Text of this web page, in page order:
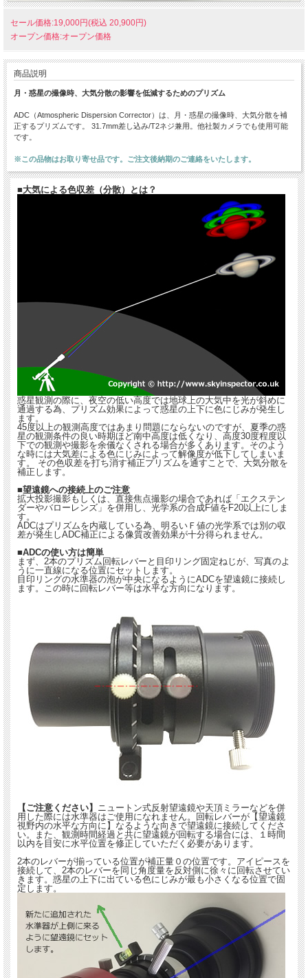
セール価格:19,000円(税込 20,900円)
オープン価格:オープン価格
商品説明
月・惑星の撮像時、大気分散の影響を低減するためのプリズム
ADC（Atmospheric Dispersion Corrector）は、月・惑星の撮像時、大気分散を補
正するプリズムです。 31.7mm差し込み/T2ネジ兼用。他社製カメラでも使用可能
です。
※この品物はお取り寄せ品です。ご注文後納期のご連絡をいたします。
■大気による色収差（分散）とは？
惑星観測の際に、夜空の低い高度では地球上の大気中を光が斜めに
通過する為、プリズム効果によって惑星の上下に色にじみが発生し
ます。
45度以上の観測高度ではあまり問題にならないのですが、夏季の惑
星の観測条件の良い時期ほど南中高度は低くなり、高度30度程度以
下での観測や撮影を余儀なくされる場合が多くあります。そのよう
な時には大気差による色にじみによって解像度が低下してしまいま
す。 その色収差を打ち消す補正プリズムを通すことで、大気分散を
補正します。
■望遠鏡への接続上のご注意
拡大投影撮影もしくは、直接焦点撮影の場合であれば「エクステン
ダーやバローレンズ」を併用し、光学系の合成F値をF20以上にしま
す。
ADCはプリズムを内蔵している為、明るいＦ値の光学系では別の収
差が発生しADC補正による像質改善効果が十分得られません。
■ADCの使い方は簡単
まず、2本のプリズム回転レバーと目印リング固定ねじが、写真のよ
うに一直線になる位置にセットします。
目印リングの水準器の泡が中央になるようにADCを望遠鏡に接続し
ます。この時に回転レバー等は水平な方向になります。
【ご注意ください】
ニュートン式反射望遠鏡や天頂ミラーなどを併
用した際には水準器はご使用になれません。回転レバーが【望遠鏡
視野内の水平な方向に】なるような向きで望遠鏡に接続してくださ
い。また、観測時間経過と共に望遠鏡が回転する場合には、１時間
以内を目安に水平位置を修正していただく必要があります。
2本のレバーが揃っている位置が補正量０の位置です。アイピースを
接続して、2本のレバーを同じ角度量を反対側に徐々に回転させてい
きます。惑星の上下に出ている色にじみが最も小さくなる位置で固
定します。